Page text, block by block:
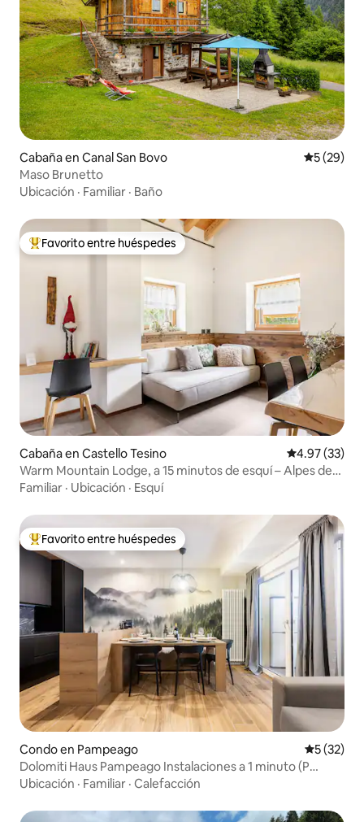
Cabaña en Canal San Bovo
5 (29)
Maso Brunetto
Ubicación · Familiar · Baño
Favorito entre huéspedes preferido
Favorito entre huéspedes
Cabaña en Castello Tesino Calificación
4.97 (33)
Warm Mountain Lodge, a 15 minutos de esquí – Alpes de
Trentino
Familiar · Ubicación · Esquí
Favorito entre huéspedes preferido
Favorito entre huéspedes
Condo en Pampeago
5 (32)
Dolomiti Haus Pampeago Instalaciones a 1 minuto (P
gratuito)
Ubicación · Familiar · Calefacción